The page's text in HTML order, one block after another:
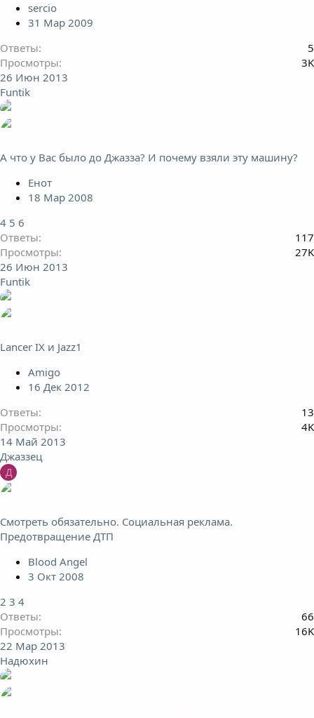
sercio
31 Мар 2009
Ответы
5
Просмотры
3K
26 Июн 2013
Funtik
А что у Вас было до Джазза? И почему взяли эту машину?
Енот
18 Мар 2008
4 5 6
Ответы
117
Просмотры
27K
26 Июн 2013
Funtik
Lancer IX и Jazz1
Amigo
16 Дек 2012
Ответы
13
Просмотры
4K
14 Май 2013
Джаззец
Д
Смотреть обязательно. Социальная реклама.
Предотвращение ДТП
Blood Angel
3 Окт 2008
2 3 4
Ответы
66
Просмотры
16K
22 Мар 2013
Надюхин